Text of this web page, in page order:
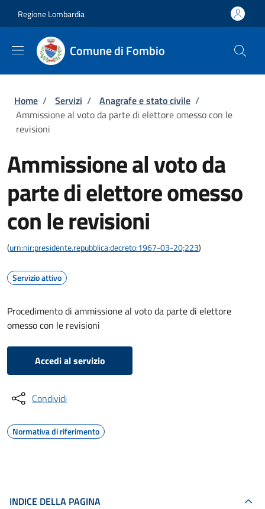
Regione Lombardia
Comune di Fombio
Briciole di pane
Home / Servizi / Anagrafe e stato civile /
Ammissione al voto da parte di elettore omesso con le
revisioni
Ammissione al voto da
parte di elettore omesso
con le revisioni
(urn:nir:presidente.repubblica:decreto:1967-03-20;223)
Servizio attivo
Procedimento di ammissione al voto da parte di elettore
omesso con le revisioni
Accedi al servizio
Condividi
Normativa di riferimento
INDICE DELLA PAGINA